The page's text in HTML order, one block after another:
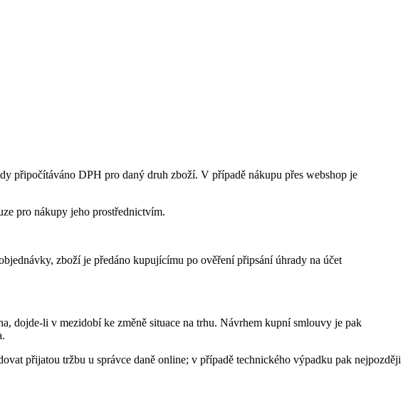
připočítáváno DPH pro daný druh zboží. V případě nákupu přes webshop je
pro nákupy jeho prostřednictvím.
zboží je předáno kupujícímu po ověření připsání úhrady na účet
dojde-li v mezidobí ke změně situace na trhu. Návrhem kupní smlouvy je pak
přijatou tržbu u správce daně online; v případě technického výpadku pak nejpozději